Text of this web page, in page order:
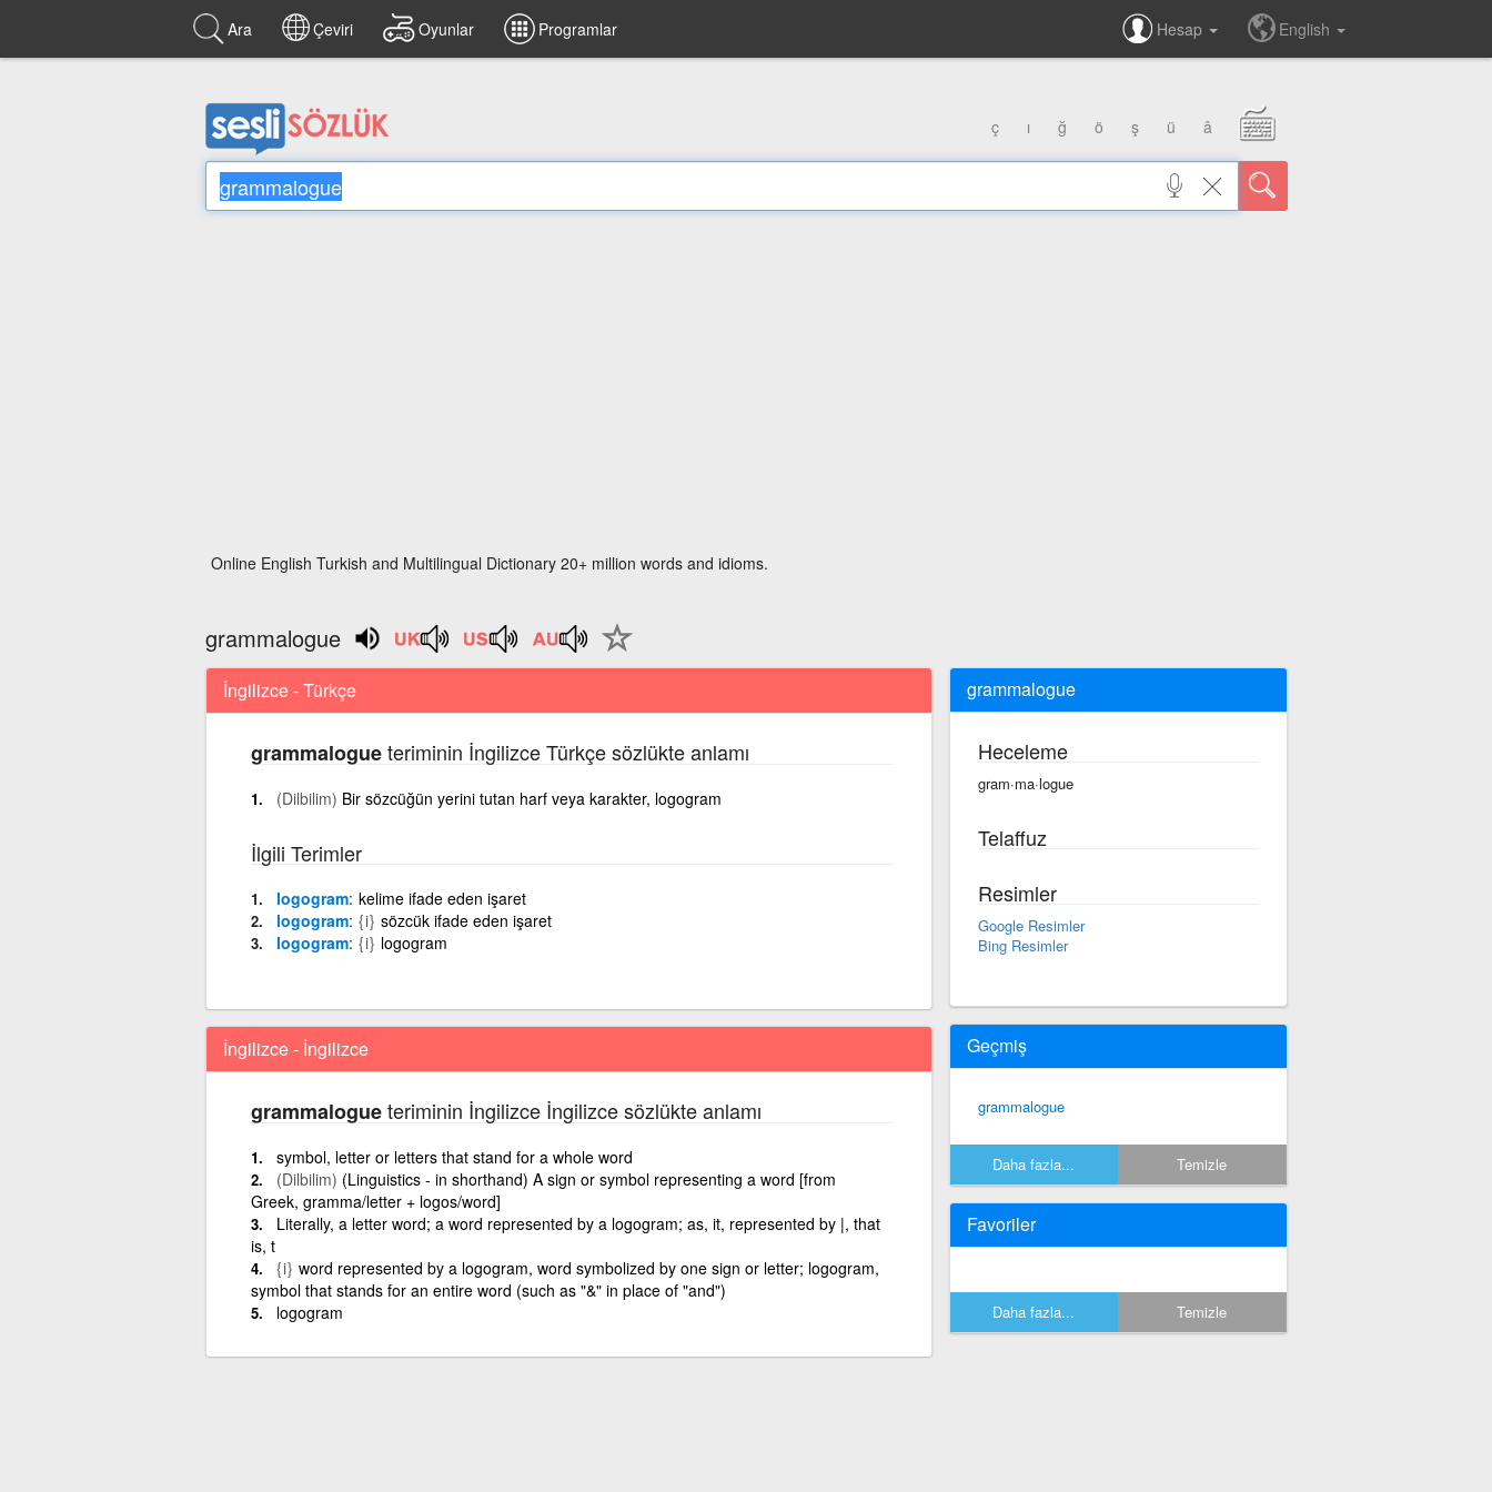
Ara Çeviri Oyunlar Programlar Hesap English
ç ı ğ ö ş ü â
Online English Turkish and Multilingual Dictionary 20+ million words and idioms.
grammalogue
İngilizce - Türkçe
grammalogueteriminin İngilizce Türkçe sözlükte anlamı
(Dilbilim) Bir sözcüğün yerini tutan harf veya karakter, logogram
İlgili Terimler
logogram kelime ifade eden işaret
logogram {i} sözcük ifade eden işaret
logogram {i} logogram
İngilizce - İngilizce
grammalogueteriminin İngilizce İngilizce sözlükte anlamı
symbol, letter or letters that stand for a whole word
(Dilbilim) (Linguistics - in shorthand) A sign or symbol representing a word [from
Greek, gramma/letter + logos/word]
Literally, a letter word; a word represented by a logogram; as, it, represented by |, that
is, t
{i} word represented by a logogram, word symbolized by one sign or letter; logogram,
symbol that stands for an entire word (such as "&" in place of "and")
logogram
grammalogue
Heceleme
gram·ma·logue
Telaffuz
Resimler
Google Resimler
Bing Resimler
Geçmiş
grammalogue
Daha fazla... Temizle
Favoriler
Daha fazla... Temizle